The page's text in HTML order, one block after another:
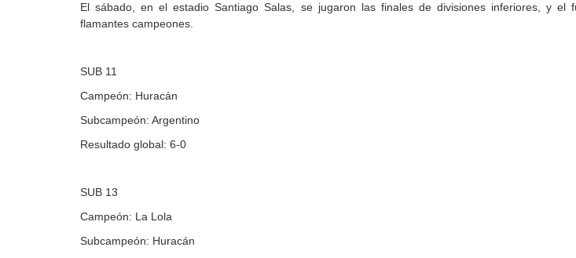
El sábado, en el estadio Santiago Salas, se jugaron las finales de divisiones inferiores, y el
flamantes campeones.
SUB 11
Campeón: Huracán
Subcampeón: Argentino
Resultado global: 6-0
SUB 13
Campeón: La Lola
Subcampeón: Huracán